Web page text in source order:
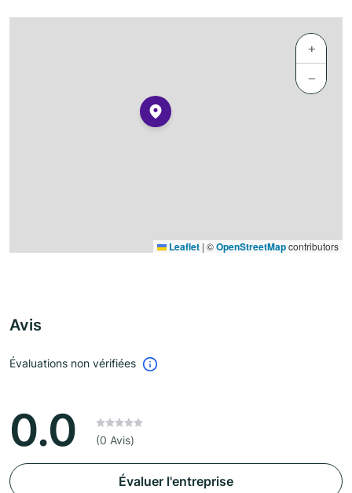
+
−
Leaflet | ©OpenStreetMapcontributors
Avis
Évaluations non vérifiées
0.0 (0 Avis)
Évaluer l'entreprise